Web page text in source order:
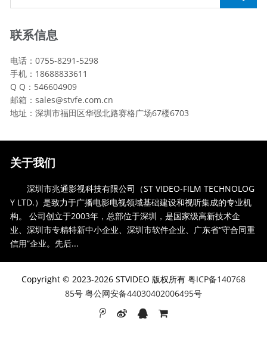
联系信息
电话：0755-8291-5298
手机：18688833611
Q Q：546604909
邮箱：sales@stvfe.com.cn
地址：深圳市福田区华强北路赛格广场67楼6703
关于我们
深圳市兆通影视科技有限公司（ST VIDEO-FILM TECHNOLOG
Y LTD.）是致力于广播电影电视领域基础建设和视听集成的专业机
构。 公司创立于2003年，总部位于深圳，是国家级高新技术企
业、深圳市专精特新中小企业、深圳市软件企业、广东省“守合同重
信用”企业。先后...
Copyright © 2023-2026 STVIDEO 版权所有 粤ICP备140768
85号 粤公网安备44030402006495号